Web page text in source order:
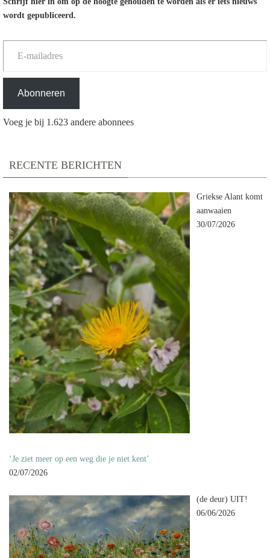
wordt gepubliceerd.
E-mailadres
Abonneren
Voeg je bij 1.623 andere abonnees
RECENTE BERICHTEN
Griekse Alant komt
aanwaaien
30/07/2026
‘Je ziet meer op een weg die je niet kent’
02/07/2026
(de deur) UIT!
06/06/2026